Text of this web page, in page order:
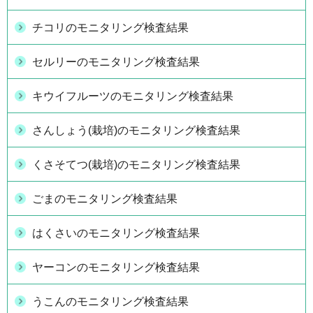
チコリのモニタリング検査結果
セルリーのモニタリング検査結果
キウイフルーツのモニタリング検査結果
さんしょう(栽培)のモニタリング検査結果
くさそてつ(栽培)のモニタリング検査結果
ごまのモニタリング検査結果
はくさいのモニタリング検査結果
ヤーコンのモニタリング検査結果
うこんのモニタリング検査結果